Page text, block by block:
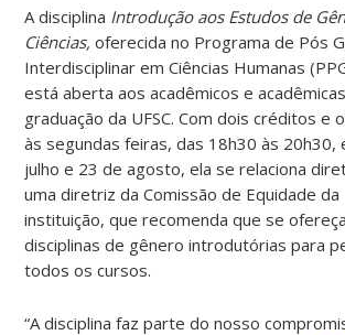
A disciplina Introdução aos Estudos de
Ciências,oferecida no Programa de Pós
Interdisciplinar em Ciências Humanas
está aberta aos acadêmicos e
graduação da UFSC. Com dois créditos e
às segundas feiras, das 18h30 às 20h30,
julho e 23 de agosto, ela se relaciona
uma diretriz da Comissão de Equidade da
instituição, que recomenda que se
disciplinas de gênero introdutórias para
todos os cursos.
“A disciplina faz parte do nosso